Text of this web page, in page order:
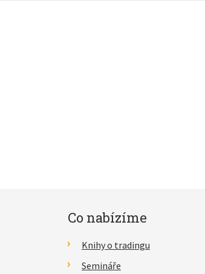
Co nabízíme
Knihy o tradingu
Semináře